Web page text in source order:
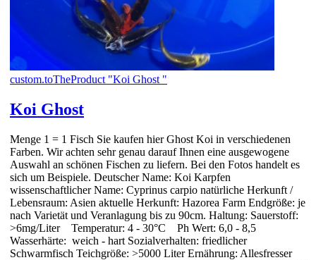
custom.toTheProduct "Koi Ghost "
Koi Ghost
Menge 1 = 1 Fisch Sie kaufen hier Ghost Koi in verschiedenen
Farben. Wir achten sehr genau darauf Ihnen eine ausgewogene
Auswahl an schönen Fischen zu liefern. Bei den Fotos handelt es
sich um Beispiele. Deutscher Name: Koi Karpfen
wissenschaftlicher Name: Cyprinus carpio natürliche Herkunft /
Lebensraum: Asien aktuelle Herkunft: Hazorea Farm Endgröße: je
nach Varietät und Veranlagung bis zu 90cm. Haltung: Sauerstoff:
>6mg/Liter Temperatur: 4 - 30°C Ph Wert: 6,0 - 8,5
Wasserhärte: weich - hart Sozialverhalten: friedlicher
Schwarmfisch Teichgröße: >5000 Liter Ernährung: Allesfresser